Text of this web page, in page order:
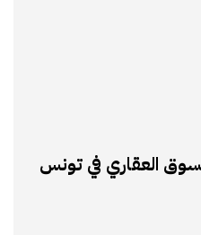
العقاري في تونس